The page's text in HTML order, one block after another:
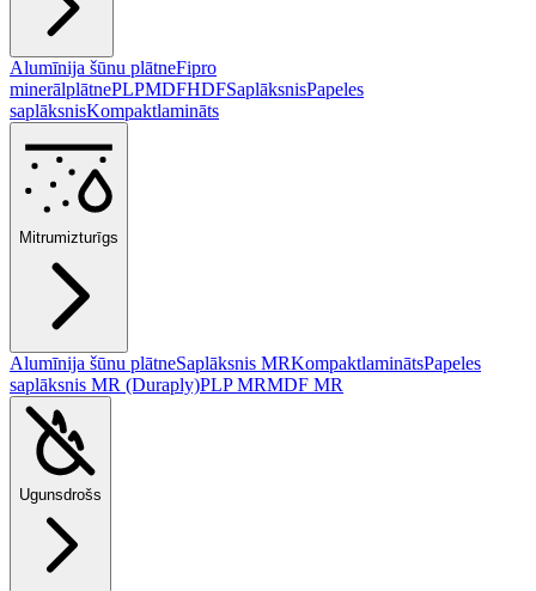
Alumīnija šūnu plātneFipro
minerālplātnePLPMDFHDFSaplāksnisPapeles
saplāksnisKompaktlamināts
Mitrumizturīgs
Alumīnija šūnu plātneSaplāksnis MRKompaktlaminātsPapeles
saplāksnis MR (Duraply)PLP MRMDF MR
Ugunsdrošs